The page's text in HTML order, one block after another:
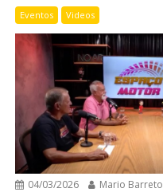
Eventos Videos
04/03/2026 Mario Barreto